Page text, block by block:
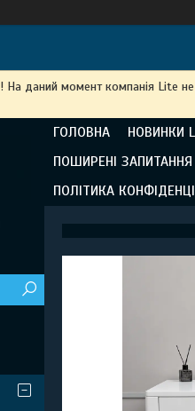
На даний момент компанія Lite
ГОЛОВНА НОВИНКИ
ПОШИРЕНІ ЗАПИТАННЯ
ПОЛІТИКА